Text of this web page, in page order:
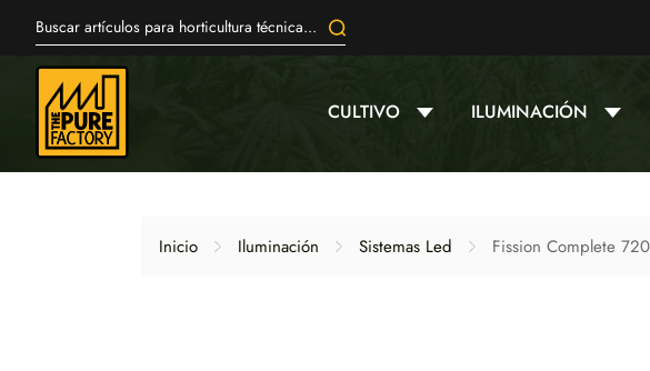
CULTIVO ILUMINACIÓN
Inicio Iluminación Sistemas Led Fission Complete